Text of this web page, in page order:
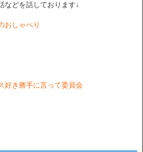
などを話しております↓
おしゃべり
好き勝手に言って委員会